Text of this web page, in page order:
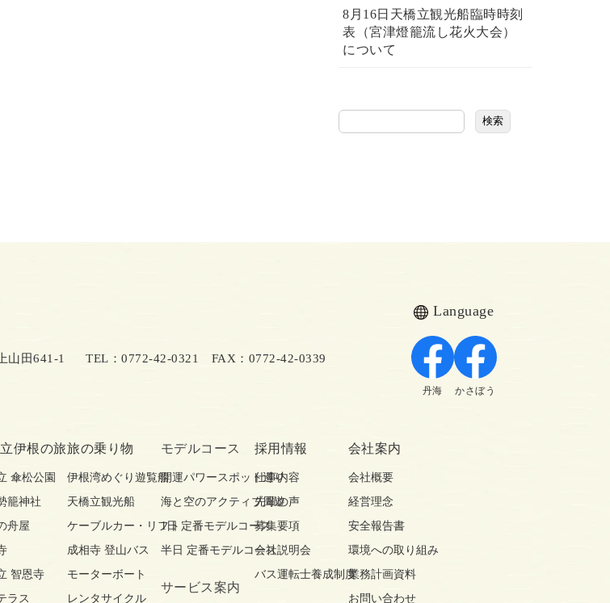
8月16日天橋立観光船臨時時刻
表（宮津燈籠流し花火大会）
について
検索
山田641-1 TEL：0772-42-0321 FAX：0772-42-0339
Language
丹海 かさぼう
伊根の旅
傘松公園
籠神社
舟屋
智恩寺
ラス
旅の乗り物
伊根湾めぐり遊覧船
天橋立観光船
ケーブルカー・リフト
成相寺 登山バス
モーターボート
レンタサイクル
モデルコース
開運パワースポット巡り
海と空のアクティブ周遊
1日 定番モデルコース
半日 定番モデルコース
サービス案内
採用情報
仕事内容
先輩の声
募集要項
会社説明会
バス運転士養成制度
会社案内
会社概要
経営理念
安全報告書
環境への取り組み
業務計画資料
お問い合わせ